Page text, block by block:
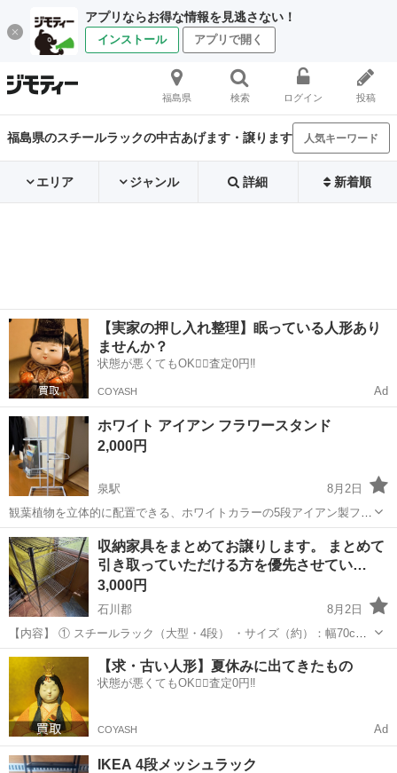
アプリならお得な情報を見逃さない！
インストール アプリで開く
福島県 検索 ログイン 投稿
福島県のスチールラックの中古あげます・譲ります 人気キーワード
エリア ジャンル 詳細 新着順
【実家の押し入れ整理】眠っている人形あり
ませんか？
状態が悪くてもOK🙆‍♀️査定0円‼️
COYASH Ad
ホワイト アイアン フラワースタンド
2,000円
泉駅
8月2日
観葉植物を立体的に配置できる、ホワイトカラーの5段アイアン製フラ
ワースタンドです。 高さ約91cm幅42cm - 素材: アイアン - カラー: ホ
ワイト - 段数: 5段 - 形状: 縦型ステップ式
福島 いわき市 泉駅 収納家具 フラワースタンド
収納家具をまとめてお譲りします。 まとめて
引き取っていただける方を優先させてい…
3,000円
石川郡
8月2日
【内容】 ① スチールラック（大型・4段） ・サイズ（約）：幅70cm
× 奥行40cm × 高さ125cm ・状態：グラつき等なくしっかりしていま
60cm...
福島 石川郡 収納家具
【求・古い人形】夏休みに出てきたもの
状態が悪くてもOK🙆‍♀️査定0円‼️
COYASH Ad
IKEA 4段メッシュラック